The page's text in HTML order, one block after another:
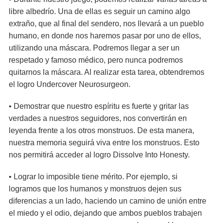
libre albedrío. Una de ellas es seguir un camino algo
extraño, que al final del sendero, nos llevará a un pueblo
humano, en donde nos haremos pasar por uno de ellos,
utilizando una máscara. Podremos llegar a ser un
respetado y famoso médico, pero nunca podremos
quitarnos la máscara. Al realizar esta tarea, obtendremos
el logro Undercover Neurosurgeon.
• Demostrar que nuestro espíritu es fuerte y gritar las
verdades a nuestros seguidores, nos convertirán en
leyenda frente a los otros monstruos. De esta manera,
nuestra memoria seguirá viva entre los monstruos. Esto
nos permitirá acceder al logro Dissolve Into Honesty.
• Lograr lo imposible tiene mérito. Por ejemplo, si
logramos que los humanos y monstruos dejen sus
diferencias a un lado, haciendo un camino de unión entre
el miedo y el odio, dejando que ambos pueblos trabajen